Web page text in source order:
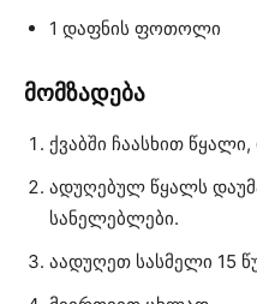
1 დაფნის ფოთოლი
მომზადება
ქვაბში ჩაასხით
ადუღებულ წყალს
სანელებლები.
აადუღეთ სასმელი 15